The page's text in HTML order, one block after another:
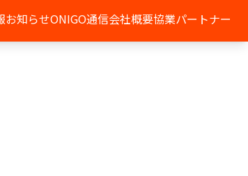
お知らせONIGO通信会社概要協業パートナー